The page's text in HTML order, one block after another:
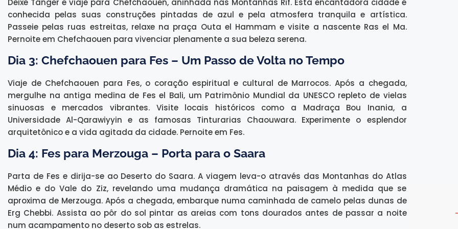
Deixe Tânger e viaje para Chefchaouen, aninhada nas Montanhas Rif. Esta encantadora cidade é
conhecida pelas suas construções pintadas de azul e pela atmosfera tranquila e artística.
Passeie pelas ruas estreitas, relaxe na praça Outa el Hammam e visite a nascente Ras el Ma.
Pernoite em Chefchaouen para vivenciar plenamente a sua beleza serena.
Dia 3: Chefchaouen para Fes – Um Passo de Volta no Tempo
Viaje de Chefchaouen para Fes, o coração espiritual e cultural de Marrocos. Após a chegada,
mergulhe na antiga medina de Fes el Bali, um Patrimônio Mundial da UNESCO repleto de vielas
sinuosas e mercados vibrantes. Visite locais históricos como a Madraça Bou Inania, a
Universidade Al-Qarawiyyin e as famosas Tinturarias Chaouwara. Experimente o esplendor
arquitetônico e a vida agitada da cidade. Pernoite em Fes.
Dia 4: Fes para Merzouga – Porta para o Saara
Parta de Fes e dirija-se ao Deserto do Saara. A viagem leva-o através das Montanhas do Atlas
Médio e do Vale do Ziz, revelando uma mudança dramática na paisagem à medida que se
aproxima de Merzouga. Após a chegada, embarque numa caminhada de camelo pelas dunas de
Erg Chebbi. Assista ao pôr do sol pintar as areias com tons dourados antes de passar a noite
num acampamento no deserto sob as estrelas.